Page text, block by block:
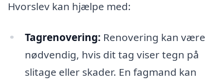
Hvorslev kan hjælpe med:
Tagrenovering: Renovering kan være
nødvendig, hvis dit tag viser tegn på
slitage eller skader. En fagmand kan